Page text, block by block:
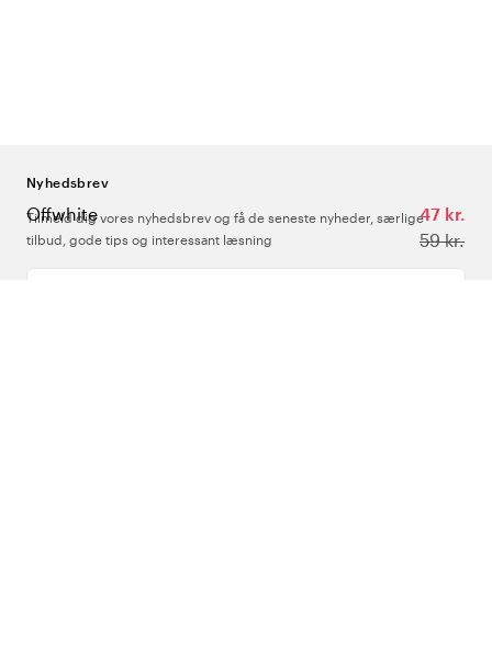
Offwhite
47 kr.
59 kr.
Nyhedsbrev
Tilmeld dig vores nyhedsbrev og få de seneste nyheder, særlige
tilbud, gode tips og interessant læsning
Indtast din e-mailadresse